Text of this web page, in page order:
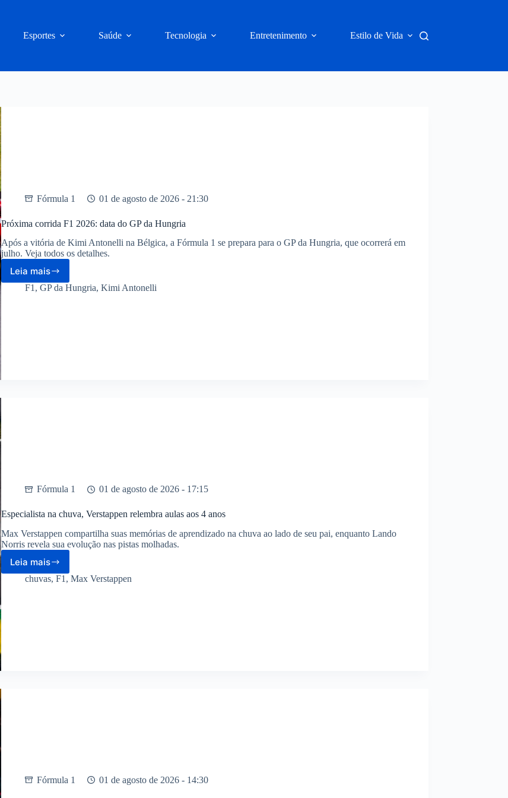
Esportes Saúde Tecnologia Entretenimento Estilo de Vida
Fórmula 1 01 de agosto de 2026 - 21:30
Próxima corrida F1 2026: data do GP da Hungria
Após a vitória de Kimi Antonelli na Bélgica, a Fórmula 1 se prepara para o GP da Hungria, que ocorrerá em
julho. Veja todos os detalhes.
Leia mais
Próxima
corrida
F1 , GP da Hungria, Kimi Antonelli
Fórmula 1 01 de agosto de 2026 - 17:15
Especialista na chuva, Verstappen relembra aulas aos 4 anos
Max Verstappen compartilha suas memórias de aprendizado na chuva ao lado de seu pai, enquanto Lando
Norris revela sua evolução nas pistas molhadas.
Leia maisEspecialista
na
chuvas, F1 , Max Verstappen
Fórmula 1 01 de agosto de 2026 - 14:30